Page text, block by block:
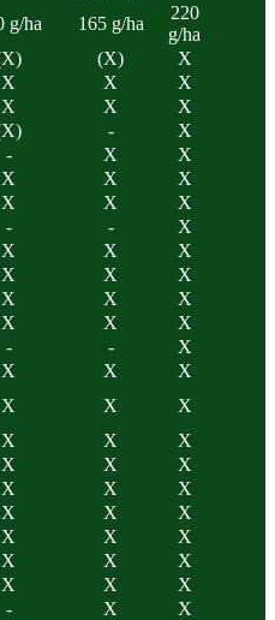
g/ha 165 g/ha
220
g/ha
(X)
X
X X
X
X X
X
-
X
- X
X
X X
X
X X
X
- -
X
X X
X
X X
X
X X
X
X X
X
- -
X
X X
X
X X
X
X X
X
X X
X
X X
X
X X
X
X X
X
X X
X
X X
X
- X
X